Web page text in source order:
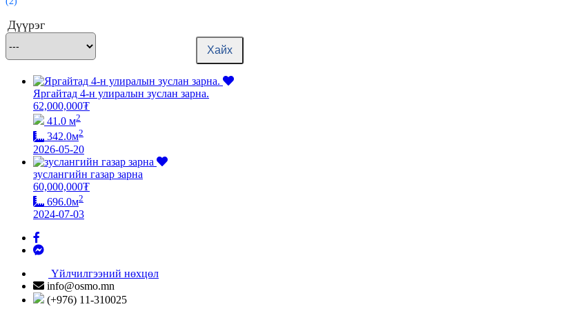
Дүүрэг
Хайх
Яргайтад 4-н улиралын зуслан зарна.
62,000,000₮
41.0 м2
342.0м2
2026-05-20
зуслангийн газар зарна
60,000,000₮
696.0м2
2024-07-03
Үйлчилгээний нөхцөл
info@osmo.mn
(+976) 11-310025